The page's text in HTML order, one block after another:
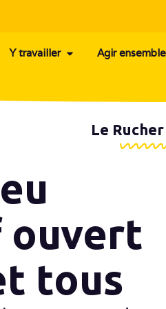
Y travailler Agir ensemble
Le
ouvert
tous